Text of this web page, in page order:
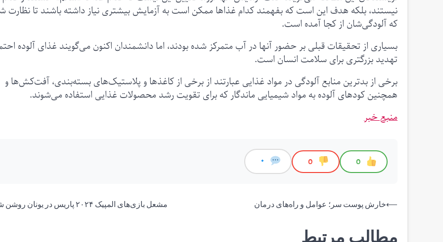
نیستند، بلکه هدف این است که بفهمند کدام غذاها ممکن است به آزمایش بیشتری نیاز داشته باشند تا نظارت
که آلودگی‌شان از کجا آمده است.
بسیاری از تحقیقات قبلی بر حضور آنها در آب متمرکز شده بودند، اما دانشمندان اکنون می‌گویند غذای آلوده
تهدید بزرگتری برای سلامت انسان است.
برخی از بدترین منابع آلودگی در مواد غذایی عبارتند از برخی‌ از کاغذها و پلاستیک‌های بسته‌بندی، آفت‌کش‌ها و
همچنین کودهای آلوده به مواد شیمیایی ماندگار که برای تقویت رشد محصولات غذایی استفاده می‌شوند.
منبع خبر
0
0
0
راهبری
⟵خارش پوست سر؛ عوامل و راه‌های درمان مشعل بازی‌های المپیک ۲۰۲۴ پاریس در یونان روشن شد
مطالب مرتبط